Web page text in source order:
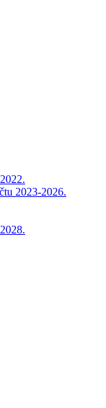
2023-2026.